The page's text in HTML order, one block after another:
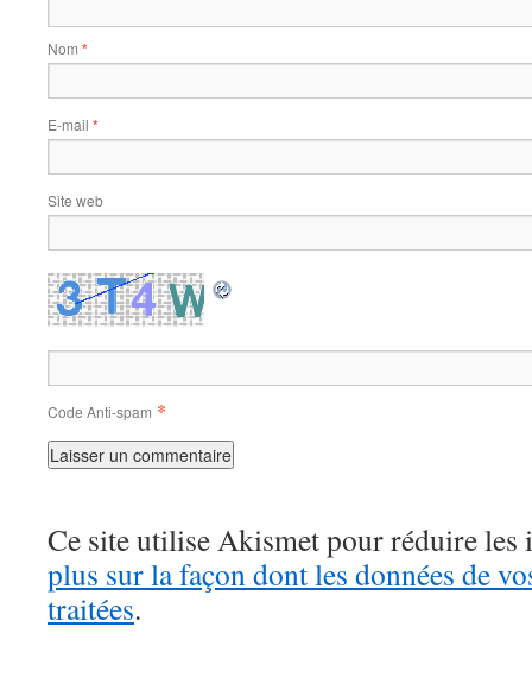
Nom *
E-mail *
Site web
Code Anti-spam *
Ce site utilise Akismet pour réduire les
plus sur la façon dont les données de
traitées.